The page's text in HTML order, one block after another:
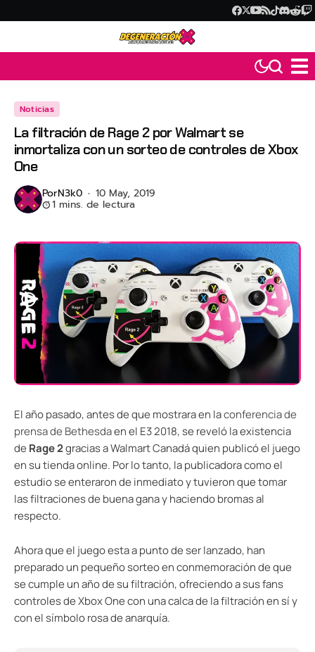
Noticias
La filtración de Rage 2 por Walmart se
inmortaliza con un sorteo de controles de Xbox
One
PorN3k0 10 May, 2019
1 mins. de lectura
El año pasado, antes de que mostrara en laconferencia de
prensa de Bethesdaen el E3 2018, se reveló la existencia
de Rage 2gracias a Walmart Canadá quien publicó el juego
en su tienda online. Por lo tanto, la publicadora como el
estudio se enteraron de inmediato y tuvieron que tomar
las filtraciones de buena gana y haciendo bromas al
respecto.
Ahora que el juego esta a punto de ser lanzado, han
preparado un pequeño sorteo en conmemoración de que
se cumple un año de su filtración, ofreciendo a sus fans
controles de Xbox One con una calca de la filtración en sí y
con el símbolo rosa de anarquía.